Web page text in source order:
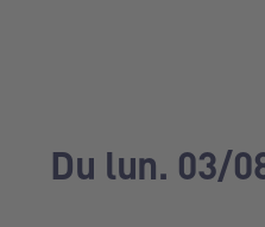
Du lun. 03/